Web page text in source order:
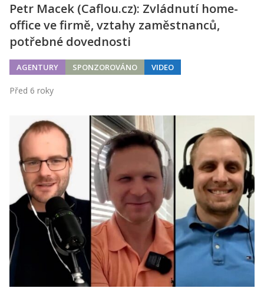
Petr Macek (Caflou.cz): Zvládnutí home-
office ve firmě, vztahy zaměstnanců,
potřebné dovednosti
AGENTURY SPONZOROVÁNO VIDEO
Před 6 roky